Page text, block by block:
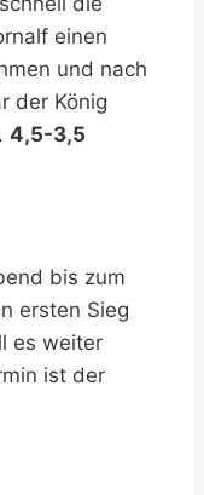
einen
und nach
der König
4,5-3,5
bis zum
ersten Sieg
es weiter
ist der